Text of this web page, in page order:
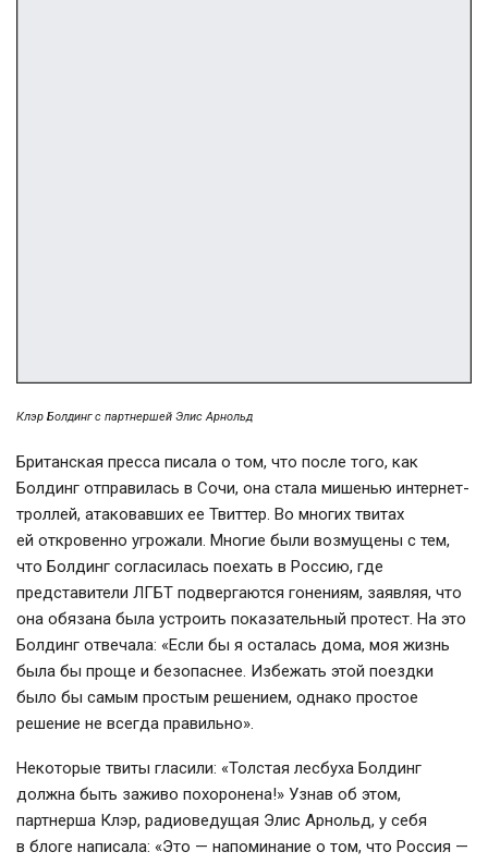
Клэр Болдинг с партнершей Элис Арнольд
Британская пресса писала о том, что после того, как
Болдинг отправилась в Сочи, она стала мишенью интернет-
троллей, атаковавших ее Твиттер. Во многих твитах
ей откровенно угрожали. Многие были возмущены с тем,
что Болдинг согласилась поехать в Россию, где
представители ЛГБТ подвергаются гонениям, заявляя, что
она обязана была устроить показательный протест. На это
Болдинг отвечала: «Если бы я осталась дома, моя жизнь
была бы проще и безопаснее. Избежать этой поездки
было бы самым простым решением, однако простое
решение не всегда правильно».
Некоторые твиты гласили: «Толстая лесбуха Болдинг
должна быть заживо похоронена!» Узнав об этом,
партнерша Клэр, радиоведущая Элис Арнольд, у себя
в блоге написала: «Это — напоминание о том, что Россия —